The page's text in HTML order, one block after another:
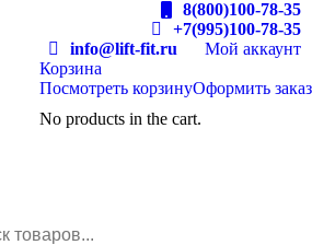
8(800)100-78-35
+7(995)100-78-35
info@lift-fit.ru
Мой аккаунт
Корзина
Посмотреть корзинуОформить заказ
No products in the cart.